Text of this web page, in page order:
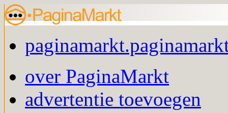
over PaginaMarkt
advertentie toevoegen